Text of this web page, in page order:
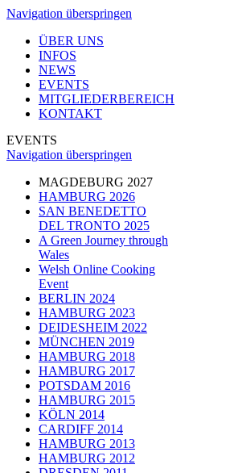
Navigation überspringen
ÜBER UNS
INFOS
NEWS
EVENTS
MITGLIEDERBEREICH
KONTAKT
EVENTS
Navigation überspringen
MAGDEBURG 2027
HAMBURG 2026
SAN BENEDETTO
DEL TRONTO 2025
A Green Journey through
Wales
Welsh Online Cooking
Event
BERLIN 2024
HAMBURG 2023
DEIDESHEIM 2022
MÜNCHEN 2019
HAMBURG 2018
HAMBURG 2017
POTSDAM 2016
HAMBURG 2015
KÖLN 2014
CARDIFF 2014
HAMBURG 2013
HAMBURG 2012